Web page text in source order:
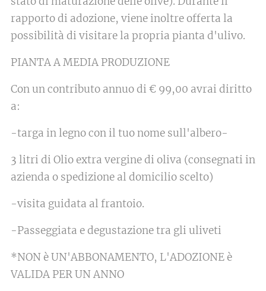
rapporto di adozione, viene inoltre offerta la
possibilità di visitare la propria pianta d'ulivo.
PIANTA A MEDIA PRODUZIONE
Con un contributo annuo di € 99,00 avrai diritto
a:
-targa in legno con il tuo nome sull'albero-
3 litri di Olio extra vergine di oliva (consegnati in
azienda o spedizione al domicilio scelto)
-visita guidata al frantoio.
-Passeggiata e degustazione tra gli uliveti
*NON è UN'ABBONAMENTO, L'ADOZIONE è
VALIDA PER UN ANNO